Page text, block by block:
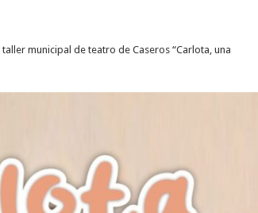
municipal de teatro de Caseros “Carlota, una